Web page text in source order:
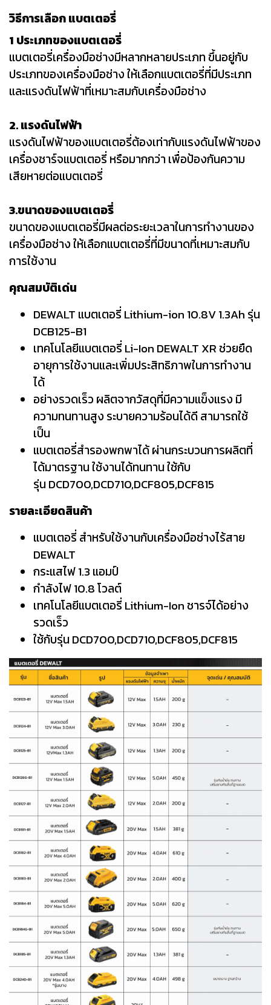
วิธีการเลือก แบตเตอรี่
1 ประเภทของแบตเตอรี่
แบตเตอรี่เครื่องมือช่างมีหลากหลายประเภท ขึ้นอยู่กับ
ประเภทของเครื่องมือช่าง ให้เลือกแบตเตอรี่ที่มีประเภท
และแรงดันไฟฟ้าที่เหมาะสมกับเครื่องมือช่าง
2. แรงดันไฟฟ้า
แรงดันไฟฟ้าของแบตเตอรี่ต้องเท่ากับแรงดันไฟฟ้าของ
เครื่องชาร์จแบตเตอรี่ หรือมากกว่า เพื่อป้องกันความ
เสียหายต่อแบตเตอรี่
3.ขนาดของแบตเตอรี่
ขนาดของแบตเตอรี่มีผลต่อระยะเวลาในการทำงานของ
เครื่องมือช่าง ให้เลือกแบตเตอรี่ที่มีขนาดที่เหมาะสมกับ
การใช้งาน
คุณสมบัติเด่น
DEWALT แบตเตอรี่ Lithium-ion 10.8V 1.3Ah รุ่น
DCB125-B1
เทคโนโลยีแบตเตอรี่ Li-Ion DEWALT XR ช่วยยืด
อายุการใช้งานและเพิ่มประสิทธิภาพในการทำงาน
ได้
อย่างรวดเร็ว ผลิตจากวัสดุที่มีความแข็งแรง มี
ความทนทานสูง ระบายความร้อนได้ดี สามารถใช้
เป็น
แบตเตอรี่สำรองพกพาได้ ผ่านกระบวนการผลิตที่
ได้มาตรฐาน ใช้งานได้ทนทาน ใช้กับ
รุ่น DCD700,DCD710,DCF805,DCF815
รายละเอียดสินค้า
แบตเตอรี่ สำหรับใช้งานกับเครื่องมือช่างไร้สาย
DEWALT
กระแสไฟ 1.3 แอมป์
กำลังไฟ 10.8 โวลต์
เทคโนโลยีแบตเตอรี่ Lithium-Ion ชารจ์ได้อย่าง
รวดเร็ว
ใช้กับรุ่น DCD700,DCD710,DCF805,DCF815